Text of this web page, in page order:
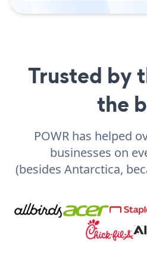
Trusted by
the
POWR has helped
businesses on
(besides Antarctica,